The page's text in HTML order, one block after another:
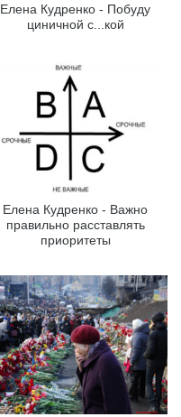
Елена Кудренко - Побуду
циничной с...кой
Елена Кудренко - Важно
правильно расставлять
приоритеты